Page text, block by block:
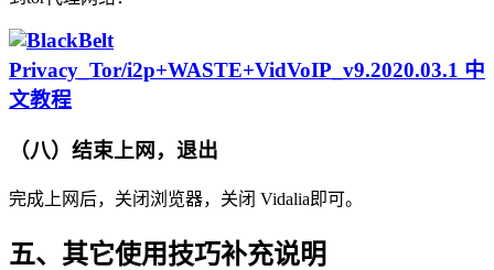
（八）结束上网，退出
完成上网后，关闭浏览器，关闭 Vidalia即可。
五、其它使用技巧补充说明